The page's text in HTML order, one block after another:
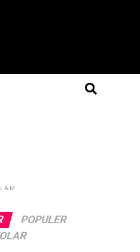
POPULER